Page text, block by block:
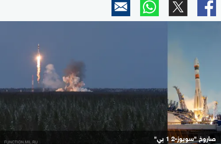
صاروخ "سويوز-2 1 بي"